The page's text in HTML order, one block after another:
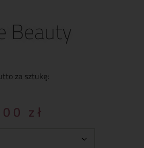
Beauty
za sztukę:
zł